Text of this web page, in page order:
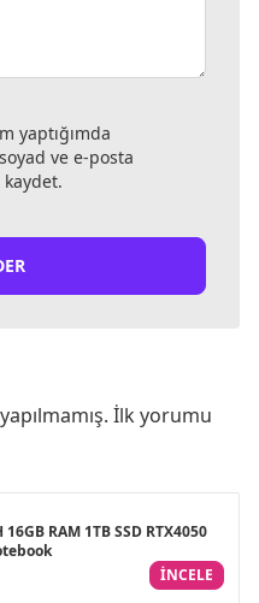
yaptığımda
ve e-posta
kaydet.
İlk yorumu
RAM 1TB SSD RTX4050
INCELE